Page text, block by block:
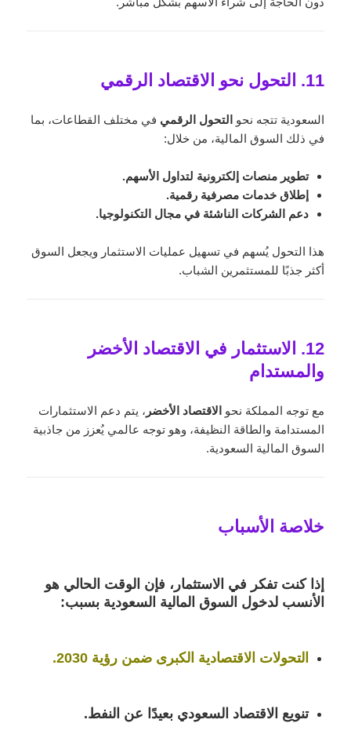
11. التحول نحو الاقتصاد الرقمي
السعودية تتجه نحو التحول الرقمي في مختلف القطاعات، بما
في ذلك السوق المالية، من خلال:
تطوير منصات إلكترونية لتداول الأسهم.
إطلاق خدمات مصرفية رقمية.
دعم الشركات الناشئة في مجال التكنولوجيا.
هذا التحول يُسهم في تسهيل عمليات الاستثمار ويجعل السوق
أكثر جذبًا للمستثمرين الشباب.
12. الاستثمار في الاقتصاد الأخضر
والمستدام
مع توجه المملكة نحو الاقتصاد الأخضر ، يتم دعم الاستثمارات
المستدامة والطاقة النظيفة، وهو توجه عالمي يُعزز من جاذبية
السوق المالية السعودية.
خلاصة الأسباب
إذا كنت تفكر في الاستثمار، فإن الوقت الحالي هو
الأنسب لدخول السوق المالية السعودية بسبب:
التحولات الاقتصادية الكبرى ضمنرؤية 2030 .
تنويع الاقتصاد السعودي بعيدًا عن النفط.